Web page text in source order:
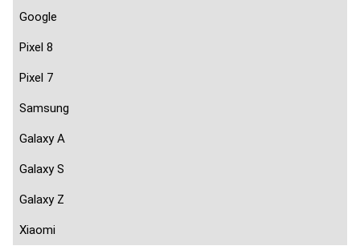
Google
Pixel 8
Pixel 7
Samsung
Galaxy A
Galaxy S
Galaxy Z
Xiaomi